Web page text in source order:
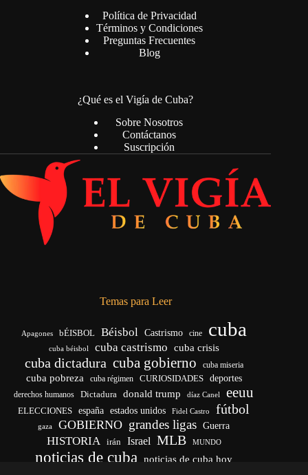
Política de Privacidad
Términos y Condiciones
Preguntas Frecuentes
Blog
¿Qué es el Vigía de Cuba?
Sobre Nosotros
Contáctanos
Suscripción
Temas para Leer
Apagones bÉISBOL Béisbol Castrismo cine cuba
cuba béisbol cuba castrismo cuba crisis
cuba dictadura cuba gobierno cuba miseria
cuba pobreza cuba régimen CURIOSIDADES deportes
derechos humanos Dictadura donald trump díaz Canel eeuu
ELECCIONES españa estados unidos Fidel Castro fútbol
gaza GOBIERNO grandes ligas Guerra
HISTORIA irán Israel MLB MUNDO
noticias de cuba
noticias de cuba hoy